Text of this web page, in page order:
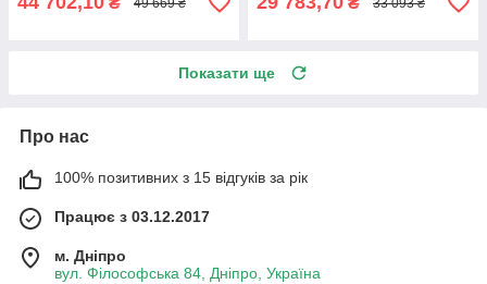
49 669 ₴ 33 093 ₴
Показати ще
Про нас
100% позитивних з 15 відгуків за рік
Працює з 03.12.2017
м. Дніпро
вул. Філософська 84, Дніпро, Україна